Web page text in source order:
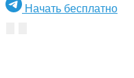
Начать бесплатно